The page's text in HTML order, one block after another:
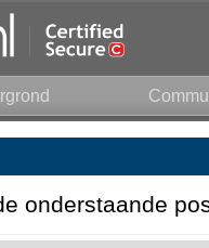
onderstaande